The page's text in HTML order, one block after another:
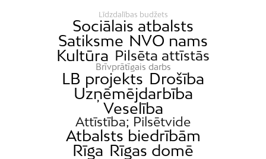
Līdzdalības budžets
Sociālais atbalsts
Satiksme NVO nams
Kultūra Pilsēta attīstās
Brīvprātīgais darbs
LB projekts Drošība
Uzņēmējdarbība
Veselība
Attīstība; Pilsētvide
Atbalsts biedrībām
Rīga Rīgas domē